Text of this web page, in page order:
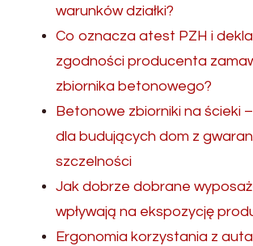
warunków działki?
Co oznacza atest PZH i
zgodności producenta
zbiornika betonowego?
Betonowe zbiorniki na ścieki
dla budujących dom z
szczelności
Jak dobrze dobrane
wpływają na ekspozycję
Ergonomia korzystania z